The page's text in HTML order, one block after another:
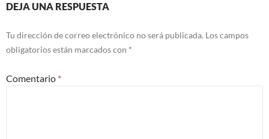
DEJA UNA RESPUESTA
Tu dirección de correo electrónico no será publicada. Los campos
obligatorios están marcados con *
Comentario *